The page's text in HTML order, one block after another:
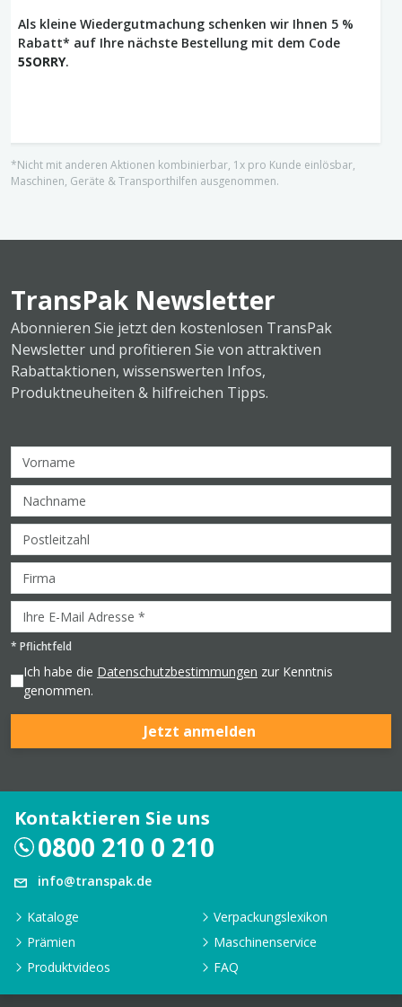
Als kleine Wiedergutmachung schenken wir Ihnen 5 %
Rabatt* auf Ihre nächste Bestellung mit dem Code
5SORRY.
*Nicht mit anderen Aktionen kombinierbar, 1x pro Kunde einlösbar,
Maschinen, Geräte & Transporthilfen ausgenommen.
TransPak Newsletter
Abonnieren Sie jetzt den kostenlosen TransPak
Newsletter und profitieren Sie von attraktiven
Rabattaktionen, wissenswerten Infos,
Produktneuheiten & hilfreichen Tipps.
* Pflichtfeld
Ich habe die Datenschutzbestimmungen zur Kenntnis
genommen.
Jetzt anmelden
Kontaktieren Sie uns
0800 210 0 210
info@transpak.de
Kataloge
Verpackungslexikon
Prämien
Maschinenservice
Produktvideos
FAQ